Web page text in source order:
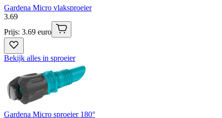
Gardena Micro vlaksproeier
3.69
Prijs: 3.69 euro
Bekijk alles in sproeier
Gardena Micro sproeier 180°